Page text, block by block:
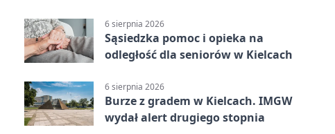
6 sierpnia 2026
Sąsiedzka pomoc i opieka na
odległość dla seniorów w Kielcach
6 sierpnia 2026
Burze z gradem w Kielcach. IMGW
wydał alert drugiego stopnia